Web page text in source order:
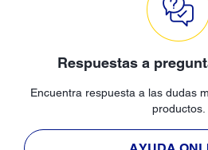
Respuestas a
Encuentra respuesta a las dudas
productos.